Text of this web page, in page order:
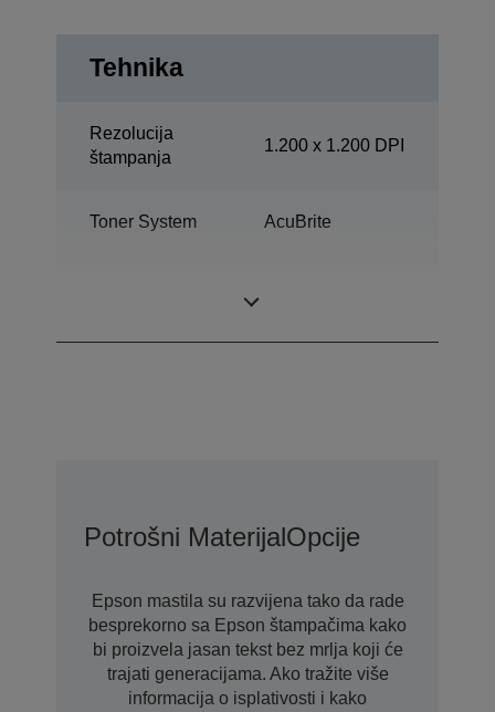
Tehnika
Rezolucija
štampanja
1.200 x 1.200 DPI
Toner System AcuBrite
Potrošni MaterijalOpcije
Epson mastila su razvijena tako da rade
besprekorno sa Epson štampačima kako
bi proizvela jasan tekst bez mrlja koji će
trajati generacijama. Ako tražite više
informacija o isplativosti i kako